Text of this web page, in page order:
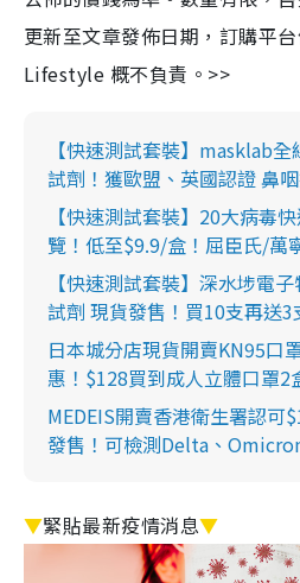
更新至文章發佈日期，訂購平
Lifestyle 概不負責。>>
【快速測試套裝】masklab
試劑！獲歐盟、英國認證 鼻
【快速測試套裝】20大病毒
覽！低至$9.9/盒！屈臣氏/萬
【快速測試套裝】深水埗電
試劑 現貨發售！買10支再送3
日本城分店現貨開賣KN95口
惠！$128買到成人立體口罩2
MEDEIS開賣香港衛生署認可
發售！可檢測Delta、
▼緊貼最新疫情消息▼